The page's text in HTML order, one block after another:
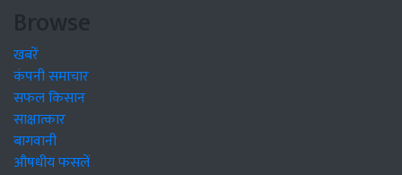
Browse
खबरें
कंपनी समाचार
सफल किसान
साक्षात्कार
बागवानी
औषधीय फसलें